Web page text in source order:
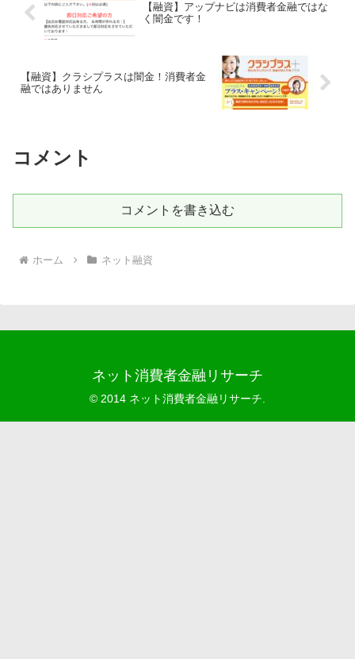
【融資】アップナビは消費者金融ではな
く闇金です！
【融資】クラシプラスは闇金！消費者金
融ではありません
コメント
コメントを書き込む
ホーム ネット融資
ネット消費者金融リサーチ
© 2014 ネット消費者金融リサーチ.